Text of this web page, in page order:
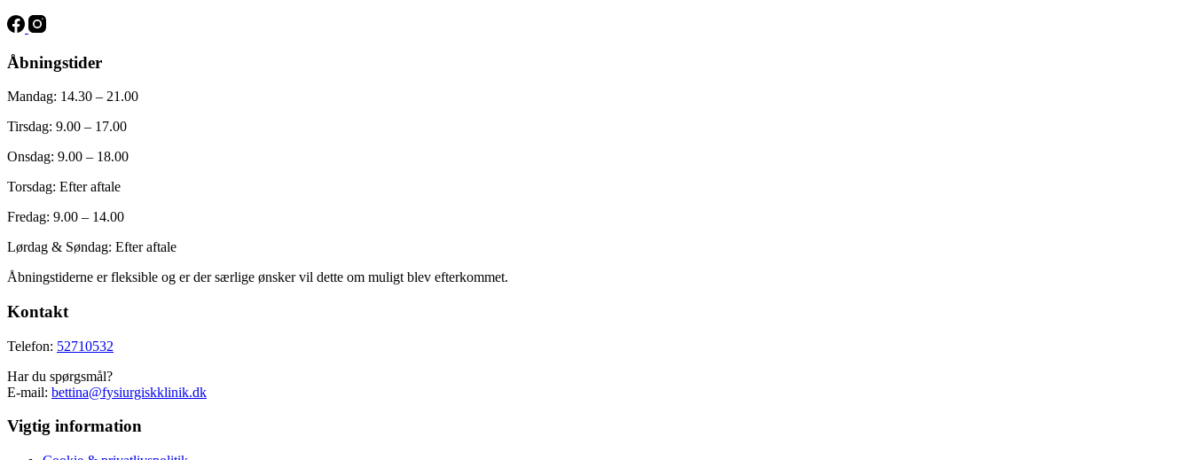
Åbningstider
Mandag: 14.30 – 21.00
Tirsdag: 9.00 – 17.00
Onsdag: 9.00 – 18.00
Torsdag: Efter aftale
Fredag: 9.00 – 14.00
Lørdag & Søndag: Efter aftale
Åbningstiderne er fleksible og er der særlige ønsker vil dette om muligt blev efterkommet.
Kontakt
Telefon: 52710532
Har du spørgsmål?
E-mail: bettina@fysiurgiskklinik.dk
Vigtig information